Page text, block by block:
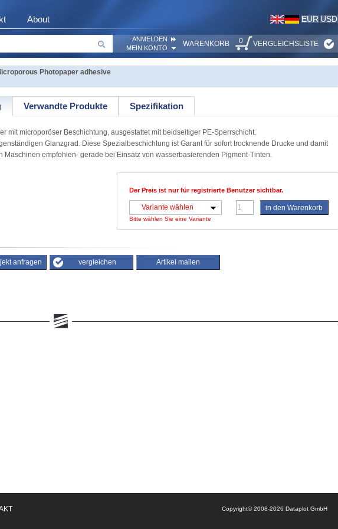
About EUR USD
ANMELDEN
MEIN KONTO
WARENKORB 0 VERGLEICHSLISTE
Photopaper adhesive
Verwandte Produkte Spezifikation
mit microporöser Beschichtung, ausgestattet mit beidseitiger PE-Sperrschicht.
Glanzgrad. Diese Spezialbeschichtung ist Garant für sofort trocknende Drucke und damit
empfohlen- gerade bei Einsatz von wasserbasierenden Pigment-Tinten.
Der Preis ist nur für registrierte Benutzer sichtbar.
Variante wählen
Bitte wählen Sie eine Variante
in den Warenkorb
anfragen vergleichen Artikel mailen
Copyright© 2008-2026 Dataplot GmbH